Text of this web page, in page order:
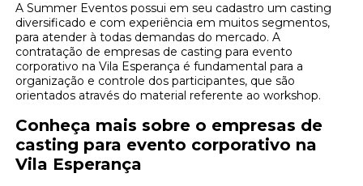
A Summer Eventos possui em seu cadastro um casting
diversificado e com experiência em muitos segmentos,
para atender à todas demandas do mercado. A
contratação de empresas de casting para evento
corporativo na Vila Esperança é fundamental para a
organização e controle dos participantes, que são
orientados através do material referente ao workshop.
Conheça mais sobre o empresas de
casting para evento corporativo na
Vila Esperança